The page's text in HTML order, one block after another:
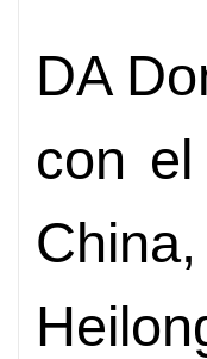
DA
con